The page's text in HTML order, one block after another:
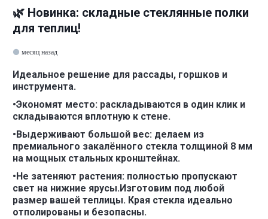
🌿 Новинка: складные стеклянные полки
для теплиц!
месяц назад
Идеальное решение для рассады, горшков и
инструмента.
•Экономят место: раскладываются в один клик и
складываются вплотную к стене.
•Выдерживают большой вес: делаем из
премиального закалённого стекла толщиной 8 мм
на мощных стальных кронштейнах.
•Не затеняют растения: полностью пропускают
свет на нижние ярусы.Изготовим под любой
размер вашей теплицы. Края стекла идеально
отполированы и безопасны.